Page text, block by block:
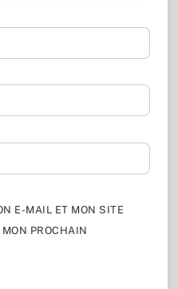
E-MAIL ET MON SITE
PROCHAIN